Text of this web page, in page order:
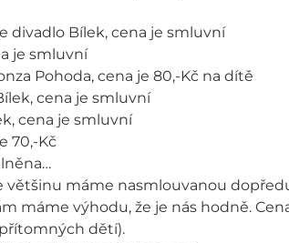
divadlo Bílek, cena je smluvní
je smluvní
Pohoda, cena je 80,-Kč na dítě
cena je smluvní
cena je smluvní
70,-Kč
většinu máme nasmlouvanou
máme výhodu, že je nás hodně.
dětí).